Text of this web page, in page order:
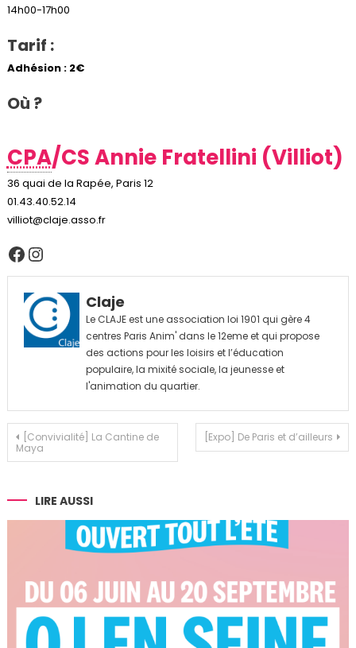
14h00-17h00
Tarif :
Adhésion : 2€
Où ?
CPA/CS Annie Fratellini (Villiot)
36 quai de la Rapée, Paris 12
01.43.40.52.14
villiot@claje.asso.fr
Facebook
Instagram
Claje
Le CLAJE est une association loi 1901 qui gère 4
centres Paris Anim' dans le 12eme et qui propose
des actions pour les loisirs et l’éducation
populaire, la mixité sociale, la jeunesse et
l'animation du quartier.
Navigation
de
l’article
[Convivialité] La Cantine de
Maya
[Expo] De Paris et d’ailleurs
LIRE AUSSI